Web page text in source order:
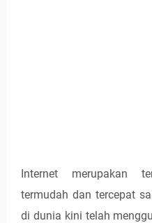
Internet merupakan
termudah dan tercepat
di dunia kini telah